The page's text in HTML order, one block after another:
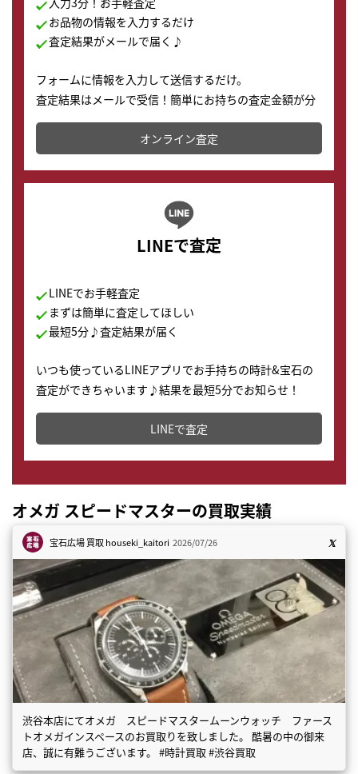
お品物の情報を入力するだけ
査定結果がメールで届く♪
フォームに情報を入力して送信するだけ。
査定結果はメールで受信！簡単にお持ちの査定金額が分
かります。
オンライン査定
LINEで査定
LINEでお手軽査定
まずは簡単に査定してほしい
最短5分♪査定結果が届く
いつも使っているLINEアプリでお手持ちの時計&宝石の
査定ができちゃいます♪結果を最短5分でお知らせ！
どこからでもすぐに査定金額を知ることが出来ます。
LINEで査定
オメガ スピードマスターの買取実績
宝石広場 買取houseki_kaitori 2026/07/26
渋谷本店にてオメガ スピードマスタームーンウォッチ ファース
トオメガインスペースのお買取りを致しました。 酷暑の中の御来
店、誠に有難うございます。 #時計買取 #渋谷買取